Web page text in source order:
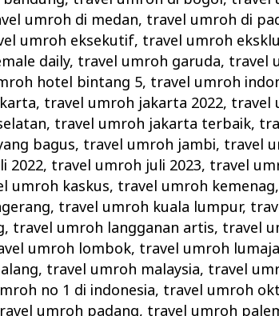
umroh di medan, travel umroh di
umroh eksekutif, travel umroh
daily, travel umroh garuda, travel
hotel bintang 5, travel umroh
, travel umroh jakarta 2022, travel
, travel umroh jakarta terbaik,
bagus, travel umroh jambi, travel
2022, travel umroh juli 2023, travel
umroh kaskus, travel umroh kemenag,
, travel umroh kuala lumpur,
, travel umroh langganan artis, travel
umroh lombok, travel umroh
, travel umroh malaysia, travel
no 1 di indonesia, travel umroh
umroh padang, travel umroh